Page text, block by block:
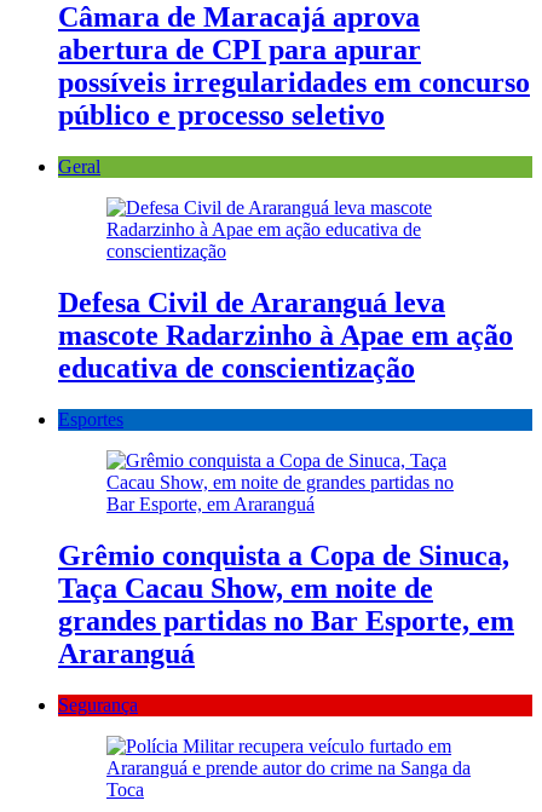
Câmara de Maracajá aprova
abertura de CPI para apurar
possíveis irregularidades em concurso
público e processo seletivo
Geral
Defesa Civil de Araranguá leva
mascote Radarzinho à Apae em ação
educativa de conscientização
Esportes
Grêmio conquista a Copa de Sinuca,
Taça Cacau Show, em noite de
grandes partidas no Bar Esporte, em
Araranguá
Segurança